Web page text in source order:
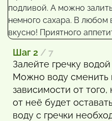
Шаг 2 / 7
Залейте гречку
Можно воду сменить
зависимости от
от неё будет
воду с гречки